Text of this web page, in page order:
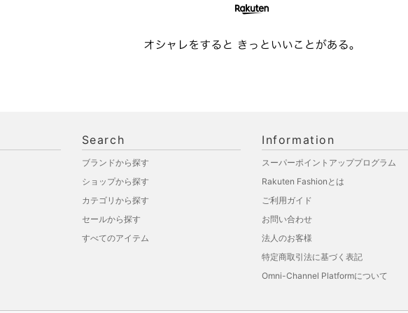
Search
ブランドから探す
ショップから探す
カテゴリから探す
セールから探す
すべてのアイテム
Information
スーパーポイントアッププログラム
Rakuten Fashionとは
ご利用ガイド
お問い合わせ
法人のお客様
特定商取引法に基づく表記
Omni-Channel Platformについて